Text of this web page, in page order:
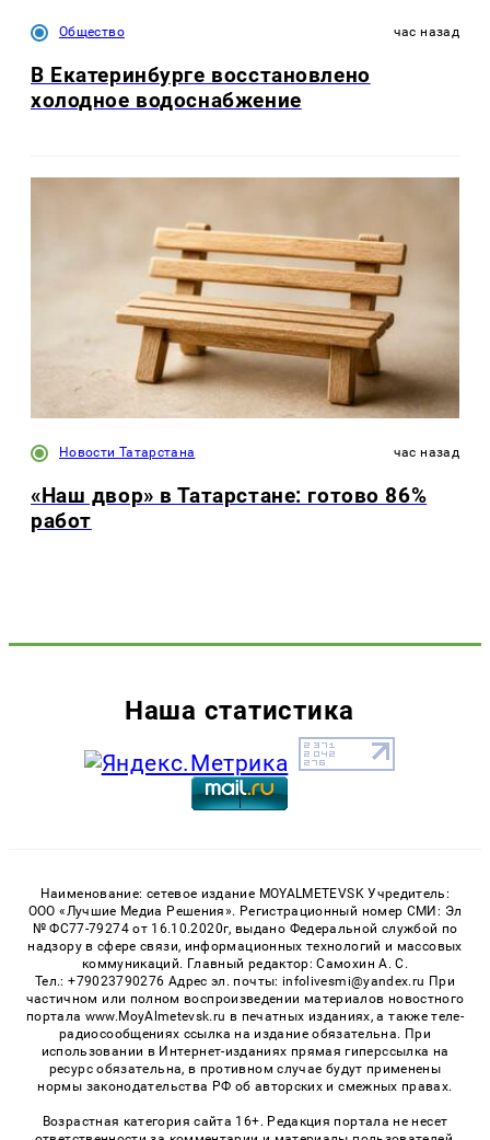
Общество час назад
В Екатеринбурге восстановлено
холодное водоснабжение
Новости Татарстана час назад
«Наш двор» в Татарстане: готово 86%
работ
Наша статистика
Наименование: сетевое издание MOYALMETEVSK Учредитель:
ООО «Лучшие Медиа Решения». Регистрационный номер СМИ: Эл
№ ФС77-79274 от 16.10.2020г, выдано Федеральной службой по
надзору в сфере связи, информационных технологий и массовых
коммуникаций. Главный редактор: Самохин А. С.
Тел.: +79023790276 Адрес эл. почты: infolivesmi@yandex.ru При
частичном или полном воспроизведении материалов новостного
портала www.MoyAlmetevsk.ru в печатных изданиях, а также теле-
радиосообщениях ссылка на издание обязательна. При
использовании в Интернет-изданиях прямая гиперссылка на
ресурс обязательна, в противном случае будут применены
нормы законодательства РФ об авторских и смежных правах.
Возрастная категория сайта 16+. Редакция портала не несет